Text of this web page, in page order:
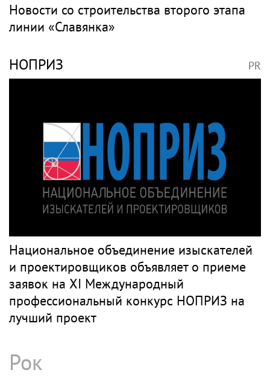
Новости со строительства второго этапа
линии «Славянка»
НОПРИЗ PR
Национальное объединение изыскателей
и проектировщиков объявляет о приеме
заявок на XI Международный
профессиональный конкурс НОПРИЗ на
лучший проект
Рок